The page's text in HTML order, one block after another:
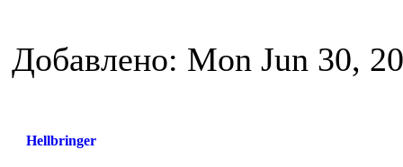
Добавлено: Mon Jun 30,
Hellbringer